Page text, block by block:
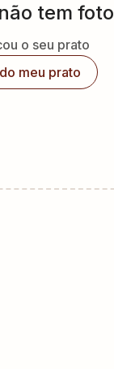
tem foto
o seu prato
meu prato